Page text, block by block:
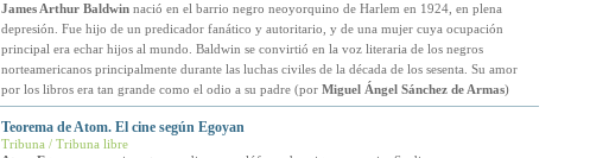
James Arthur Baldwinnació en el barrio negro neoyorquino de Harlem en 1924, en plena
depresión. Fue hijo de un predicador fanático y autoritario, y de una mujer cuya ocupación
principal era echar hijos al mundo. Baldwin se convirtió en la voz literaria de los negros
norteamericanos principalmente durante las luchas civiles de la década de los sesenta. Su amor
por los libros era tan grande como el odio a su padre (por Miguel Ángel Sánchez de Armas)
Teorema de Atom. El cine según Egoyan
Tribuna / Tribuna libre